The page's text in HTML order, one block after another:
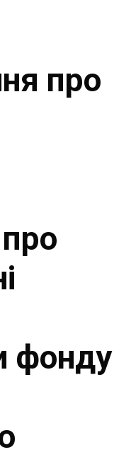
про
фонду